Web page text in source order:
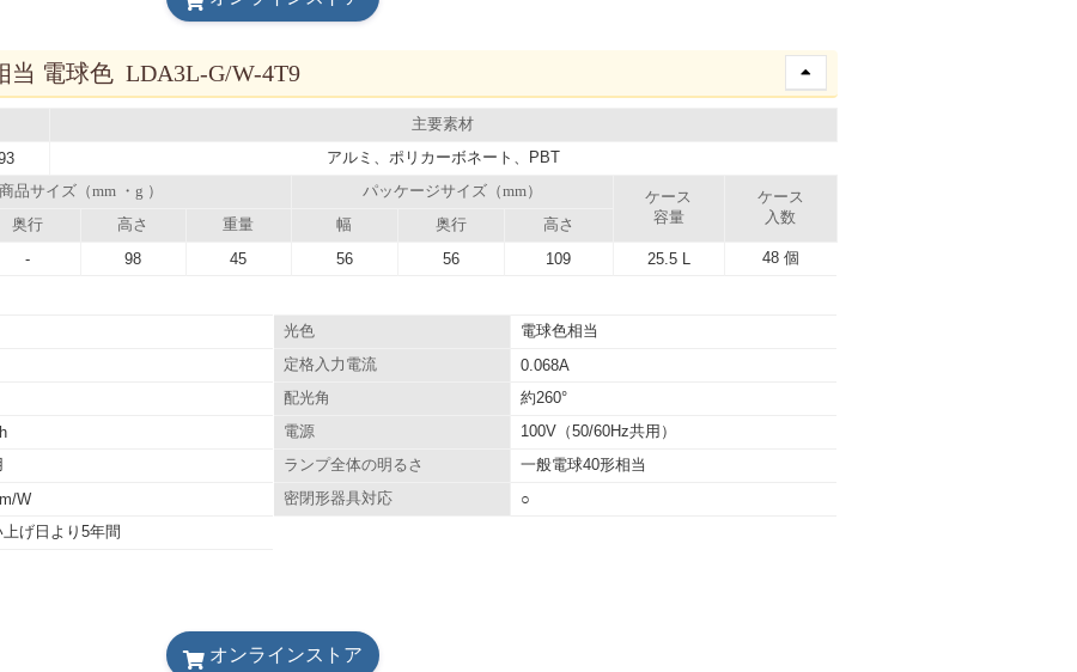
当 電球色 LDA3L-G/W-4T9
主要素材
アルミ、ポリカーボネート、PBT
商品サイズ（mm ・g ） パッケージサイズ（mm）
ケース
容量
ケース
入数
奥行 高さ 重量 幅 奥行 高さ
- 98 45 56 56 109 25.5 L 48 個
光色 電球色相当
定格入力電流 0.068A
配光角 約260°
電源 100V（50/60Hz共用）
ランプ全体の明るさ 一般電球40形相当
W 密閉形器具対応 ○
上げ日より5年間
オンラインストア